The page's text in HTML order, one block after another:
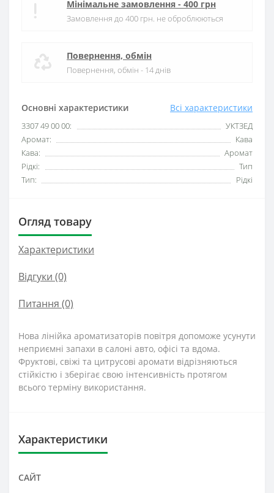
Основні характеристики Всі характеристики
3307 49 00 00:
УКТЗЕД
Аромат:
Кава
Кава:
Аромат
Рідкі:
Тип
Тип:
Рідкі
Мінімальне замовлення - 400 грн
Замовлення до 400 грн. не оброблюються
Повернення, обмін
Повернення, обмін - 14 днів
Огляд товару
Характеристики
Відгуки (0)
Питання (0)
Нова лінійка ароматизаторів повітря допоможе усунути
неприємні запахи в салоні авто, офісі та вдома.
Фруктові, свіжі та цитрусові аромати відрізняються
стійкістю і зберігає свою інтенсивність протягом
всього терміну використання.
Характеристики
САЙТ